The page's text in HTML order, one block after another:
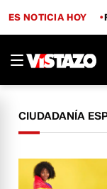
ES NOTICIA HOY
CIUDADANÍA